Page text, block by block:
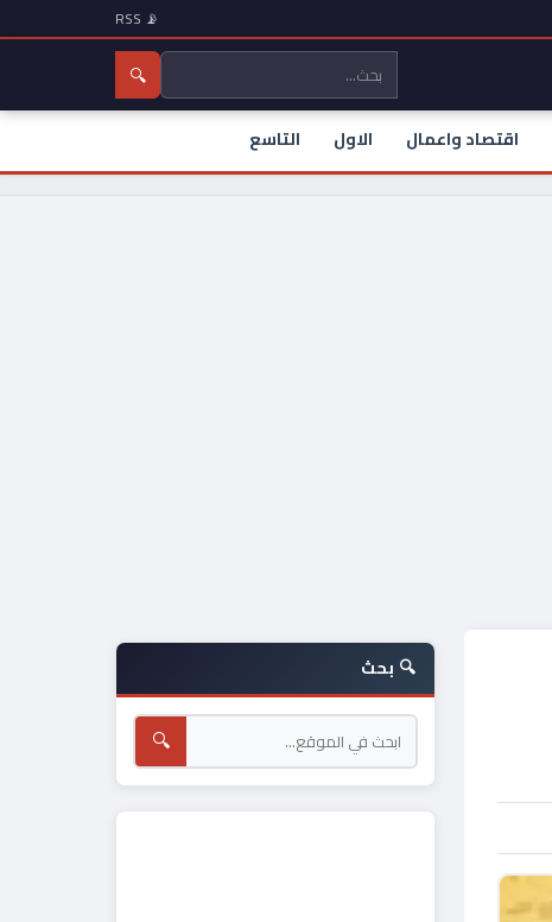
📡 RSS
🔍
اقتصاد واعمال الاول التاسع
🔍 بحث
🔍